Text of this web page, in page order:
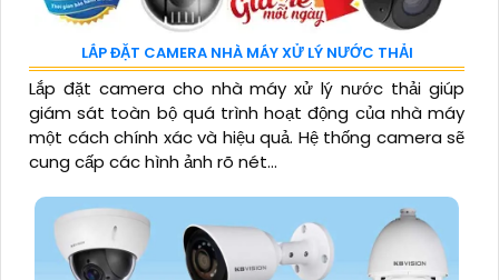
LẮP ĐẶT CAMERA NHÀ MÁY XỬ LÝ NƯỚC THẢI
Lắp đặt camera cho nhà máy xử lý nước thải giúp
giám sát toàn bộ quá trình hoạt động của nhà máy
một cách chính xác và hiệu quả. Hệ thống camera sẽ
cung cấp các hình ảnh rõ nét...